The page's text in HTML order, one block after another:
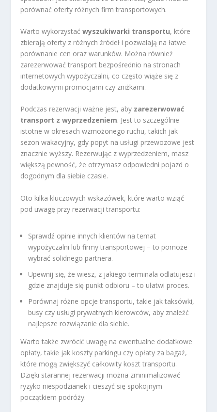
porównać oferty różnych firm transportowych.
Warto wykorzystaćwyszukiwarki transportu, które
zbierają oferty z różnych źródeł i pozwalają na łatwe
porównanie cen oraz warunków. Można również
zarezerwować transport bezpośrednio na stronach
internetowych wypożyczalni, co często wiąże się z
dodatkowymi promocjami czy zniżkami.
Podczas rezerwacji ważne jest, aby zarezerwować
transport z wyprzedzeniem. Jest to szczególnie
istotne w okresach wzmożonego ruchu, takich jak
sezon wakacyjny, gdy popyt na usługi przewozowe jest
znacznie wyższy. Rezerwując z wyprzedzeniem, masz
większą pewność, że otrzymasz odpowiedni pojazd o
dogodnym dla siebie czasie.
Oto kilka kluczowych wskazówek, które warto wziąć
pod uwagę przy rezerwacji transportu:
Sprawdź opinie innych klientów na temat
wypożyczalni lub firmy transportowej – to pomoże
wybrać solidnego partnera.
Upewnij się, że wiesz, z jakiego terminala odlatujesz i
gdzie znajduje się punkt odbioru – to ułatwi proces.
Porównaj różne opcje transportu, takie jak taksówki,
busy czy usługi prywatnych kierowców, aby znaleźć
najlepsze rozwiązanie dla siebie.
Warto także zwrócić uwagę na ewentualne dodatkowe
opłaty, takie jak koszty parkingu czy opłaty za bagaż,
które mogą zwiększyć całkowity koszt transportu.
Dzięki starannej rezerwacji można zminimalizować
ryzyko niespodzianek i cieszyć się spokojnym
początkiem podróży.